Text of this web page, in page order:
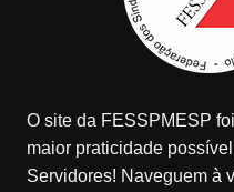
O site da FESSPMESP
maior praticidade
Servidores! Naveguem à